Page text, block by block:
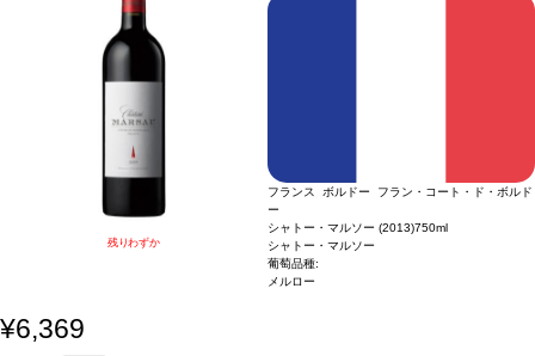
残りわずか
フランス ボルドー フラン・コート・ド・ボルド
ー
シャトー・マルソー (2013)750ml
シャトー・マルソー
葡萄品種:
メルロー
¥6,369